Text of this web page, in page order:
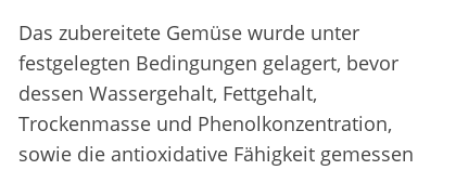
Das zubereitete Gemüse wurde unter
festgelegten Bedingungen gelagert, bevor
dessen Wassergehalt, Fettgehalt,
Trockenmasse und Phenolkonzentration,
sowie die antioxidative Fähigkeit gemessen